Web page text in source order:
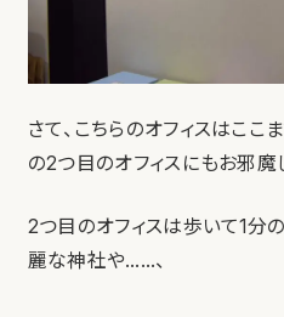
さて、こちらのオフィスはここ
の2つ目のオフィスにもお邪魔
2つ目のオフィスは歩いて1分
麗な神社や……、